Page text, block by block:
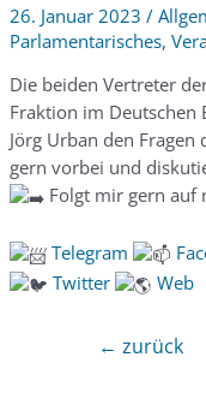
26. Januar 2023 /
Parlamentarisches,
Die beiden Vertreter
Fraktion im Deutschen
Jörg Urban den
gern vorbei und
Folgt mir gern auf
Telegram
Twitter
Web
← zurück